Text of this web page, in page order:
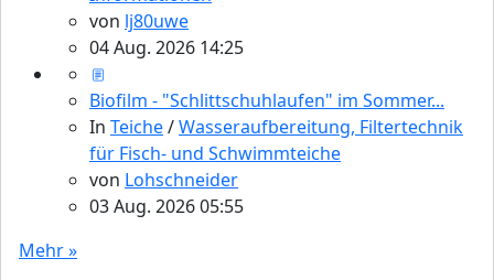
von lj80uwe
04 Aug. 2026 14:25
Biofilm - "Schlittschuhlaufen" im Sommer...
In Teiche/Wasseraufbereitung, Filtertechnik
für Fisch- und Schwimmteiche
von Lohschneider
03 Aug. 2026 05:55
Mehr »